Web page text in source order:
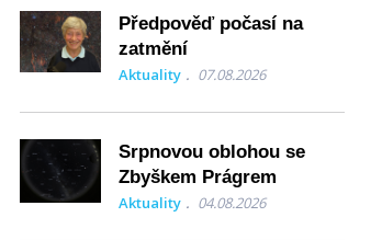
Předpověď počasí na
zatmění
Aktuality 07.08.2026
Srpnovou oblohou se
Zbyškem Prágrem
Aktuality 04.08.2026